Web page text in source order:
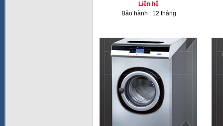
Liên hệ
Bảo hành : 12 tháng